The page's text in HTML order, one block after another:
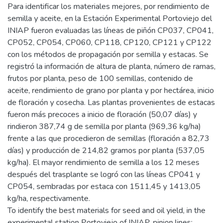
Para identificar los materiales mejores, por rendimiento de
semilla y aceite, en la Estación Experimental Portoviejo del
INIAP fueron evaluadas las líneas de piñón CP037, CP041,
CP052, CP054, CP060, CP118, CP120, CP121 y CP122
con los métodos de propagación por semilla y estacas. Se
registró la información de altura de planta, número de ramas,
frutos por planta, peso de 100 semillas, contenido de
aceite, rendimiento de grano por planta y por hectárea, inicio
de floración y cosecha. Las plantas provenientes de estacas
fueron más precoces a inicio de floración (50,07 días) y
rindieron 387,74 g de semilla por planta (969,36 kg/ha)
frente a las que procedieron de semillas (floración a 82,73
días) y producción de 214,82 gramos por planta (537,05
kg/ha). El mayor rendimiento de semilla a los 12 meses
después del trasplante se logró con las líneas CP041 y
CP054, sembradas por estaca con 1511,45 y 1413,05
kg/ha, respectivamente.
To identify the best materials for seed and oil yield, in the